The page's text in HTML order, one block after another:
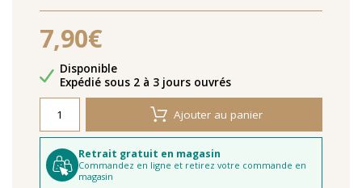
7,90€
Disponibilité
Disponible
Délais de livraison
Expédié sous 2 à 3 jours ouvrés
Ajouter au panier
Retrait gratuit en magasin
Commandez en ligne et retirez votre commande en
magasin